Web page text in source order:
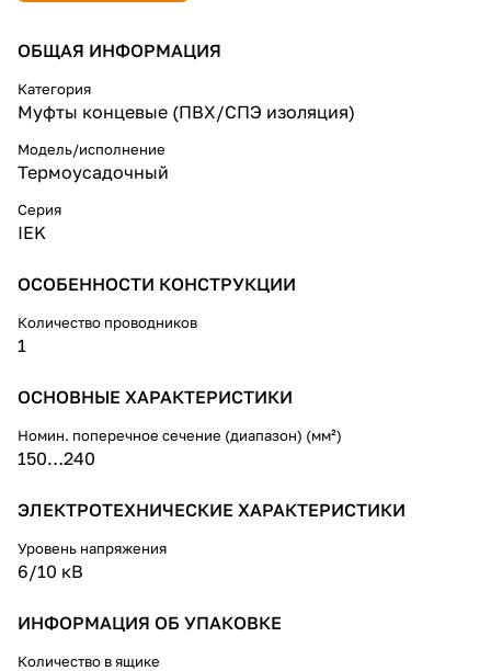
АПвПу-10, АПвПу2г-10,
модификаций.
ОБЩАЯ ИНФОРМАЦИЯ
Категория
Муфты концевые (ПВХ/СПЭ изоляция)
Модель/исполнение
Термоусадочный
Серия
IEK
ОСОБЕННОСТИ КОНСТРУКЦИИ
Количество проводников
1
ОСНОВНЫЕ ХАРАКТЕРИСТИКИ
Номин. поперечное сечение (диапазон) (мм²)
150…240
ЭЛЕКТРОТЕХНИЧЕСКИЕ ХАРАКТЕРИСТИКИ
Уровень напряжения
6/10 кВ
ИНФОРМАЦИЯ ОБ УПАКОВКЕ
Количество в ящике